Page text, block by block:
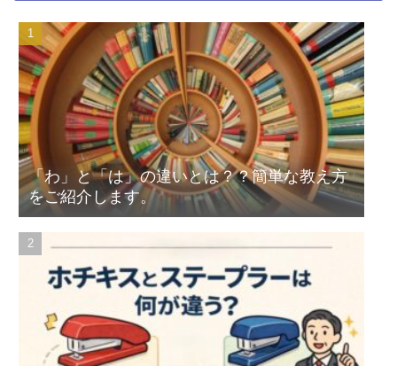
「わ」と「は」の違いとは？？簡単な教え方
をご紹介します。